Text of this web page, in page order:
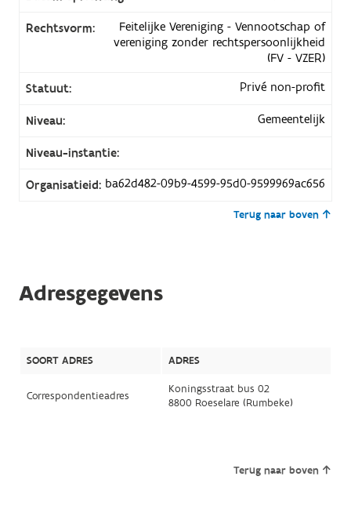
Rechtsvorm:
Feitelijke Vereniging - Vennootschap of
vereniging zonder rechtspersoonlijkheid
(FV - VZER)
Statuut:
Privé non-profit
Niveau: Gemeentelijk
Niveau-instantie:
Organisatieid: ba62d482-09b9-4599-95d0-9599969ac656
Terug naar boven
Adresgegevens
SOORT ADRES ADRES
Correspondentieadres
Koningsstraat bus 02
8800 Roeselare (Rumbeke)
Terug naar boven